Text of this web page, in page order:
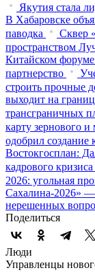
Якутия стала
В Хабаровске
паводка
Сквер
пространством
Китайском форуме
партнерство
строить прочные
выходит на
трансграничных
карту зернового
одобрил создание
Востокгосплан:
кадрового
2026: угольная
Сахалина-2026» —
нерешенных
Поделиться
Люди
Управленцы